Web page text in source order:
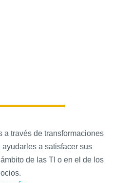
a través de transformaciones
a satisfacer sus
de las TI o en el de los